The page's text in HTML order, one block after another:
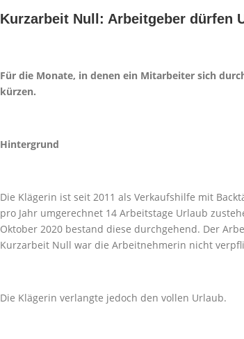
Kurzarbeit Null: Arbeitgeber dürfen
Für die Monate, in denen ein Mitarbeiter sich
kürzen.
Hintergrund
Die Klägerin ist seit 2011 als Verkaufshilfe mit
pro Jahr umgerechnet 14 Arbeitstage Urlaub
Oktober 2020 bestand diese durchgehend. Der
Kurzarbeit Null war die Arbeitnehmerin nicht
Die Klägerin verlangte jedoch den vollen Urlaub.